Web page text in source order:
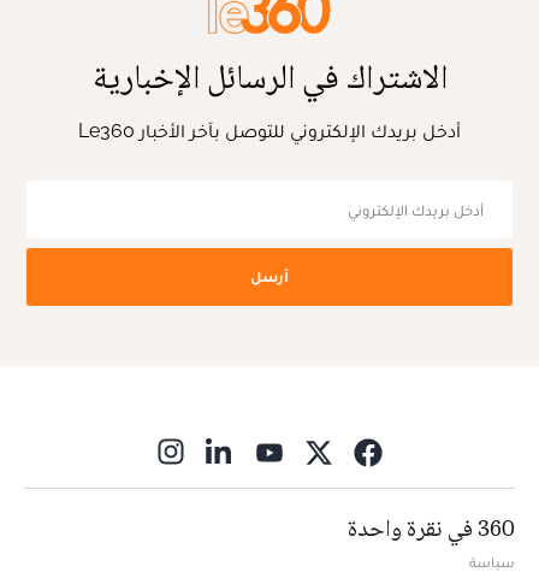
الاشتراك في الرسائل الإخبارية
أدخل بريدك الإلكتروني للتوصل بآخر الأخبار Le360
أرسل
360 في نقرة واحدة
سياسة